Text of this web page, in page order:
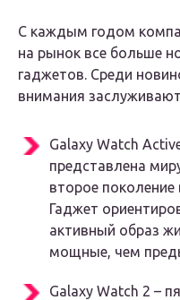
С каждым годом
на рынок все больше
гаджетов. Среди
внимания
Galaxy Watch
представлена
второе поколение
Гаджет
активный образ
мощные, чем
Galaxy Watch 2 –